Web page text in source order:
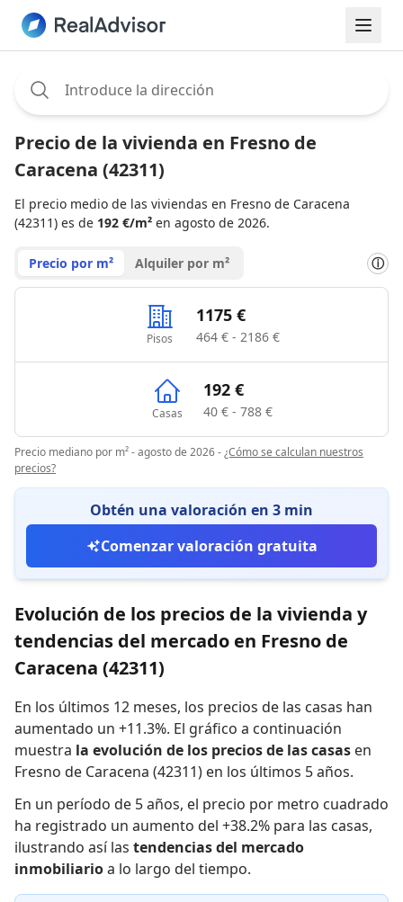
Precio de la vivienda en Fresno de
Caracena (42311)
El precio medio de las viviendas en Fresno de Caracena
(42311) es de 192 €/m² en agosto de 2026.
Precio por m² Alquiler por m² ⓘ
Pisos
1175 €
464 € - 2186 €
Casas
192 €
40 € - 788 €
Precio mediano por m² - agosto de 2026-¿Cómo se calculan nuestros
precios?
Obtén una valoración en 3 min
Comenzar valoración gratuita
Evolución de los precios de la vivienda y
tendencias del mercado en Fresno de
Caracena (42311)
En los últimos 12 meses, los precios de las casas han
aumentado un +11.3%. El gráfico a continuación
muestra la evolución de los precios de las casas en
Fresno de Caracena (42311) en los últimos 5 años.
En un período de 5 años, el precio por metro cuadrado
ha registrado un aumento del +38.2% para las casas,
ilustrando así las tendencias del mercado
inmobiliarioa lo largo del tiempo.